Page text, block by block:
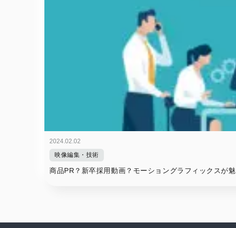
2024.02.02
映像編集・技術
商品PR？新卒採用動画？モーショングラフィックスが